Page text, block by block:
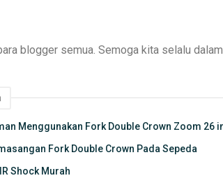
blogger semua. Semoga kita selalu
Menggunakan Fork Double Crown Zoom 26
Fork Double Crown Pada Sepeda
Shock Murah